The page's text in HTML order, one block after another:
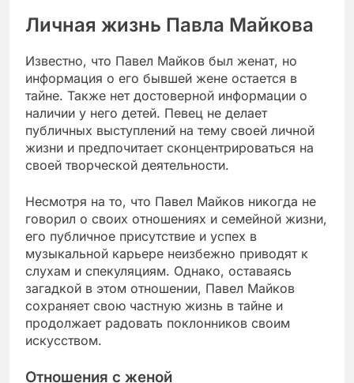
Личная жизнь Павла Майкова
Известно, что Павел Майков был женат, но
информация о его бывшей жене остается в
тайне. Также нет достоверной информации о
наличии у него детей. Певец не делает
публичных выступлений на тему своей личной
жизни и предпочитает сконцентрироваться на
своей творческой деятельности.
Несмотря на то, что Павел Майков никогда не
говорил о своих отношениях и семейной жизни,
его публичное присутствие и успех в
музыкальной карьере неизбежно приводят к
слухам и спекуляциям. Однако, оставаясь
загадкой в этом отношении, Павел Майков
сохраняет свою частную жизнь в тайне и
продолжает радовать поклонников своим
искусством.
Отношения с женой